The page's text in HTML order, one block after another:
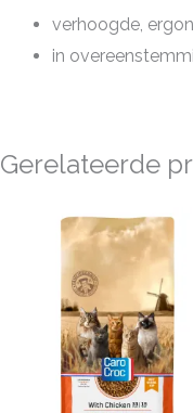
verhoogde,
in
Gerelateerde